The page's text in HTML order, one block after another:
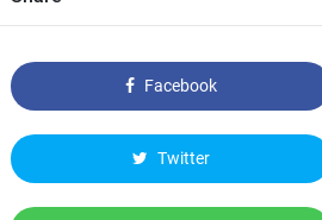
Facebook
Twitter